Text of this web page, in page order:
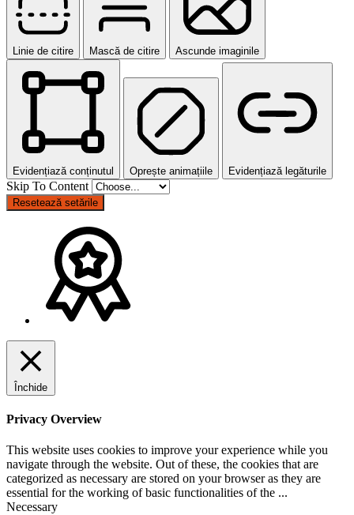
Linie de citire Mască de citire Ascunde imaginile
Evidențiază conținutul Oprește animațiile Evidențiază legăturile
Skip To Content
Resetează setările
Închide
Privacy Overview
This website uses cookies to improve your experience while you
navigate through the website. Out of these, the cookies that are
categorized as necessary are stored on your browser as they are
essential for the working of basic functionalities of the ...
Necessary